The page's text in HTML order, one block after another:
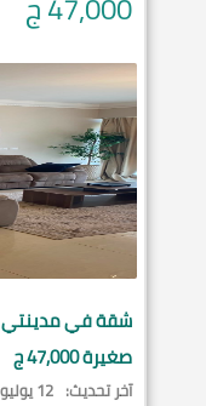
شقة فيمدينتي
صغيرة 47,000 ج
آخر تحديث: 12 يوليو 2026